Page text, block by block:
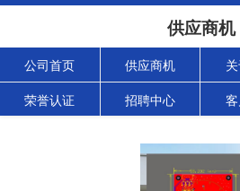
供应商机
公司首页 供应商机
荣誉认证 招聘中心 客